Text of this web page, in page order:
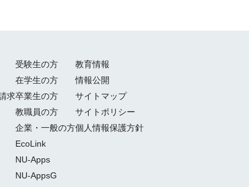
求
受験生の方
在学生の方
卒業生の方
教職員の方
企業・一般の方
EcoLink
NU-Apps
NU-AppsG
教育情報
情報公開
サイトマップ
サイトポリシー
個人情報保護方針